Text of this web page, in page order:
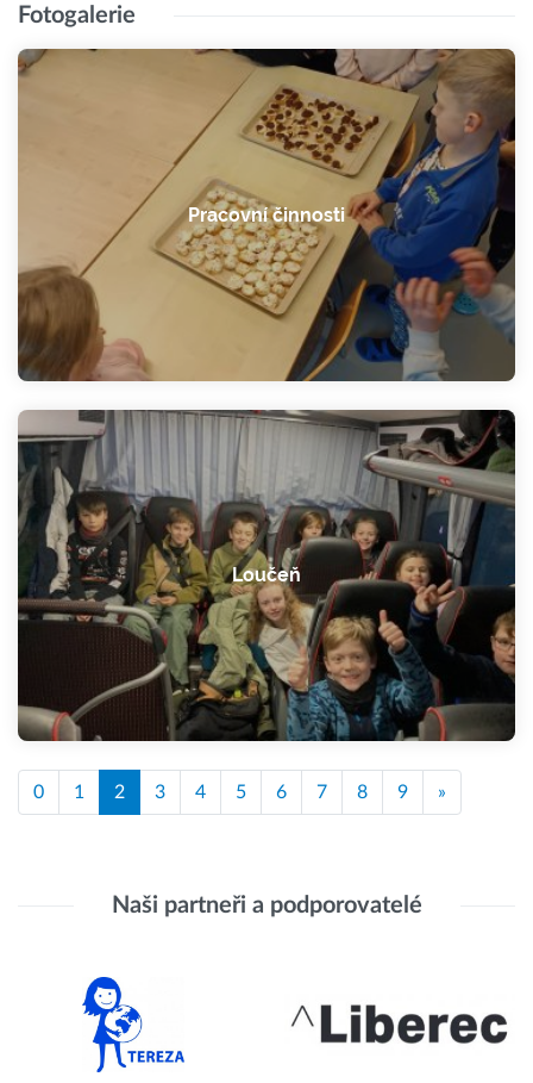
Fotogalerie
Pracovní činnosti
Loučeň
0 1 2 3 4 5 6 7 8 9 »
Naši partneři a podporovatelé